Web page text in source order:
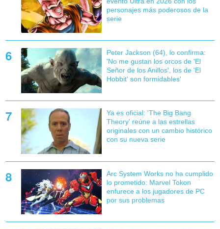
personajes más poderosos de la
serie
Peter Jackson (64), lo confirma:
'No me gustan los orcos de 'El
Señor de los Anillos', los de 'El
Hobbit' son formidables'
Ya es oficial: 'The Big Bang
Theory' reúne a las estrellas
originales con un cambio histórico
con su nueva serie
Arc System Works no ha cumplido
lo prometido: Marvel Tokon
enfurece a los jugadores de PC
por sus problemas